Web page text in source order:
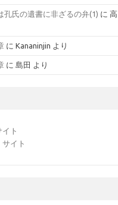
孔氏の遺書に非ざるの弁(1) に高
にKananinjin より
に島田 より
イト
サイト